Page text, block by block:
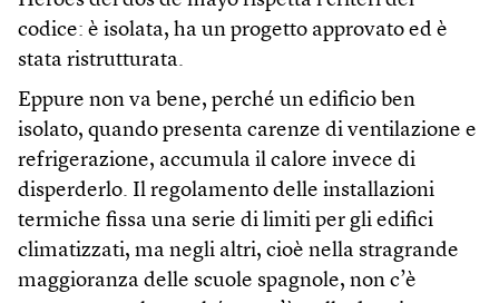
codice: è isolata, ha un progetto approvato ed è
stata ristrutturata.
Eppure non va bene, perché un edificio ben
isolato, quando presenta carenze di ventilazione e
refrigerazione, accumula il calore invece di
disperderlo. Il regolamento delle installazioni
termiche fissa una serie di limiti per gli edifici
climatizzati, ma negli altri, cioè nella stragrande
maggioranza delle scuole spagnole, non c’è